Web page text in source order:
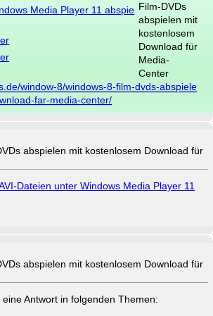
Media Player 11 abspie Film-DVDs
abspielen mit
kostenlosem
Download für
Media-
Center
window-8/windows-8-film-dvds-abspiele
far-media-center/
abspielen mit kostenlosem Download für
Dateien unter Windows Media Player 11
abspielen mit kostenlosem Download für
Antwort in folgenden Themen: